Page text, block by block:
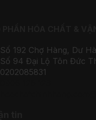
Số 192 Chợ Hàng, Dư
Số 94 Đại Lộ Tôn Đức
0202085831